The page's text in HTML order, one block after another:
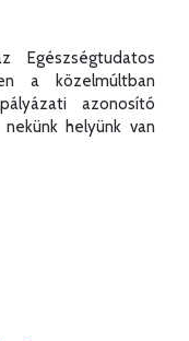
Egészségtudatos
a közelmúltban
azonosító
helyünk van